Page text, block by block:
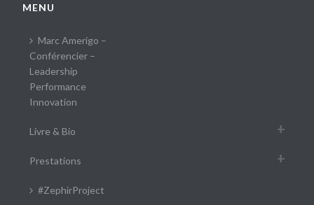
MENU
Marc Amerigo –
Conférencier –
Leadership
Performance
Innovation
Livre & Bio
Prestations
#ZephirProject